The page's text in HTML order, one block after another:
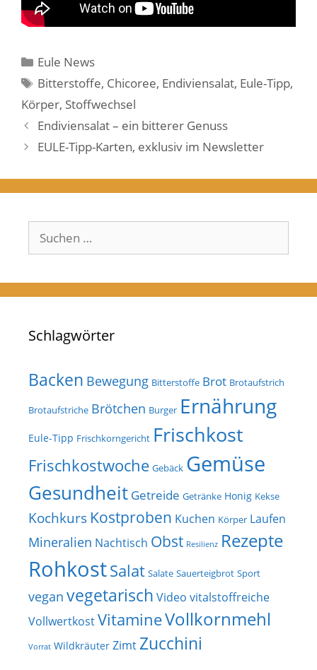
Kategorien
Eule News
Schlagwörter
Bitterstoffe, Chicoree, Endiviensalat, Eule-Tipp,
Körper, Stoffwechsel
Endiviensalat – ein bitterer Genuss
EULE-Tipp-Karten, exklusiv im Newsletter
Suchen
nach:
Schlagwörter
Backen Bewegung Bitterstoffe Brot Brotaufstrich
Brotaufstriche Brötchen Burger Ernährung
Eule-Tipp Frischkorngericht Frischkost
Frischkostwoche Gebäck Gemüse
Gesundheit Getreide Getränke Honig Kekse
Kochkurs Kostproben Kuchen Körper Laufen
Mineralien Nachtisch Obst Resilienz Rezepte
RohkostSalat Salate Sauerteigbrot Sport
vegan vegetarisch Video vitalstoffreiche
VollwertkostVitamineVollkornmehl
Vorrat Wildkräuter Zimt Zucchini